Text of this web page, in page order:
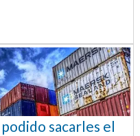
sacarles el